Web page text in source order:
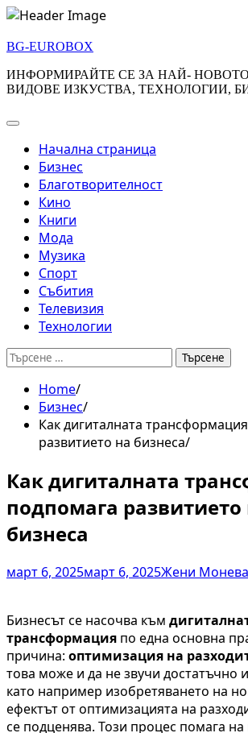
Skip
content
BG-EUROBOX
ИНФОРМИРАЙТЕ СЕ ЗА НАЙ-
ВИДОВЕ ИЗКУСТВА, ТЕХНОЛОГИИ,
Начална страница
Бизнес
Благотворителност
Кино
Книги
Мода
Музика
Спорт
Събития
Телевизия
Технологии
Търсене
Home
Бизнес
Как дигиталната
развитието на бизнеса
Как дигиталната
подпомага развитието
бизнеса
март 6, 2025март 6, 2025Жени Монева
Бизнесът се насочва към
трансформация по една основна
причина: оптимизация на
това може и да не звучи достатъчно
като например изобретяването на
ефектът от оптимизацията на
се подценява. Този процес помага